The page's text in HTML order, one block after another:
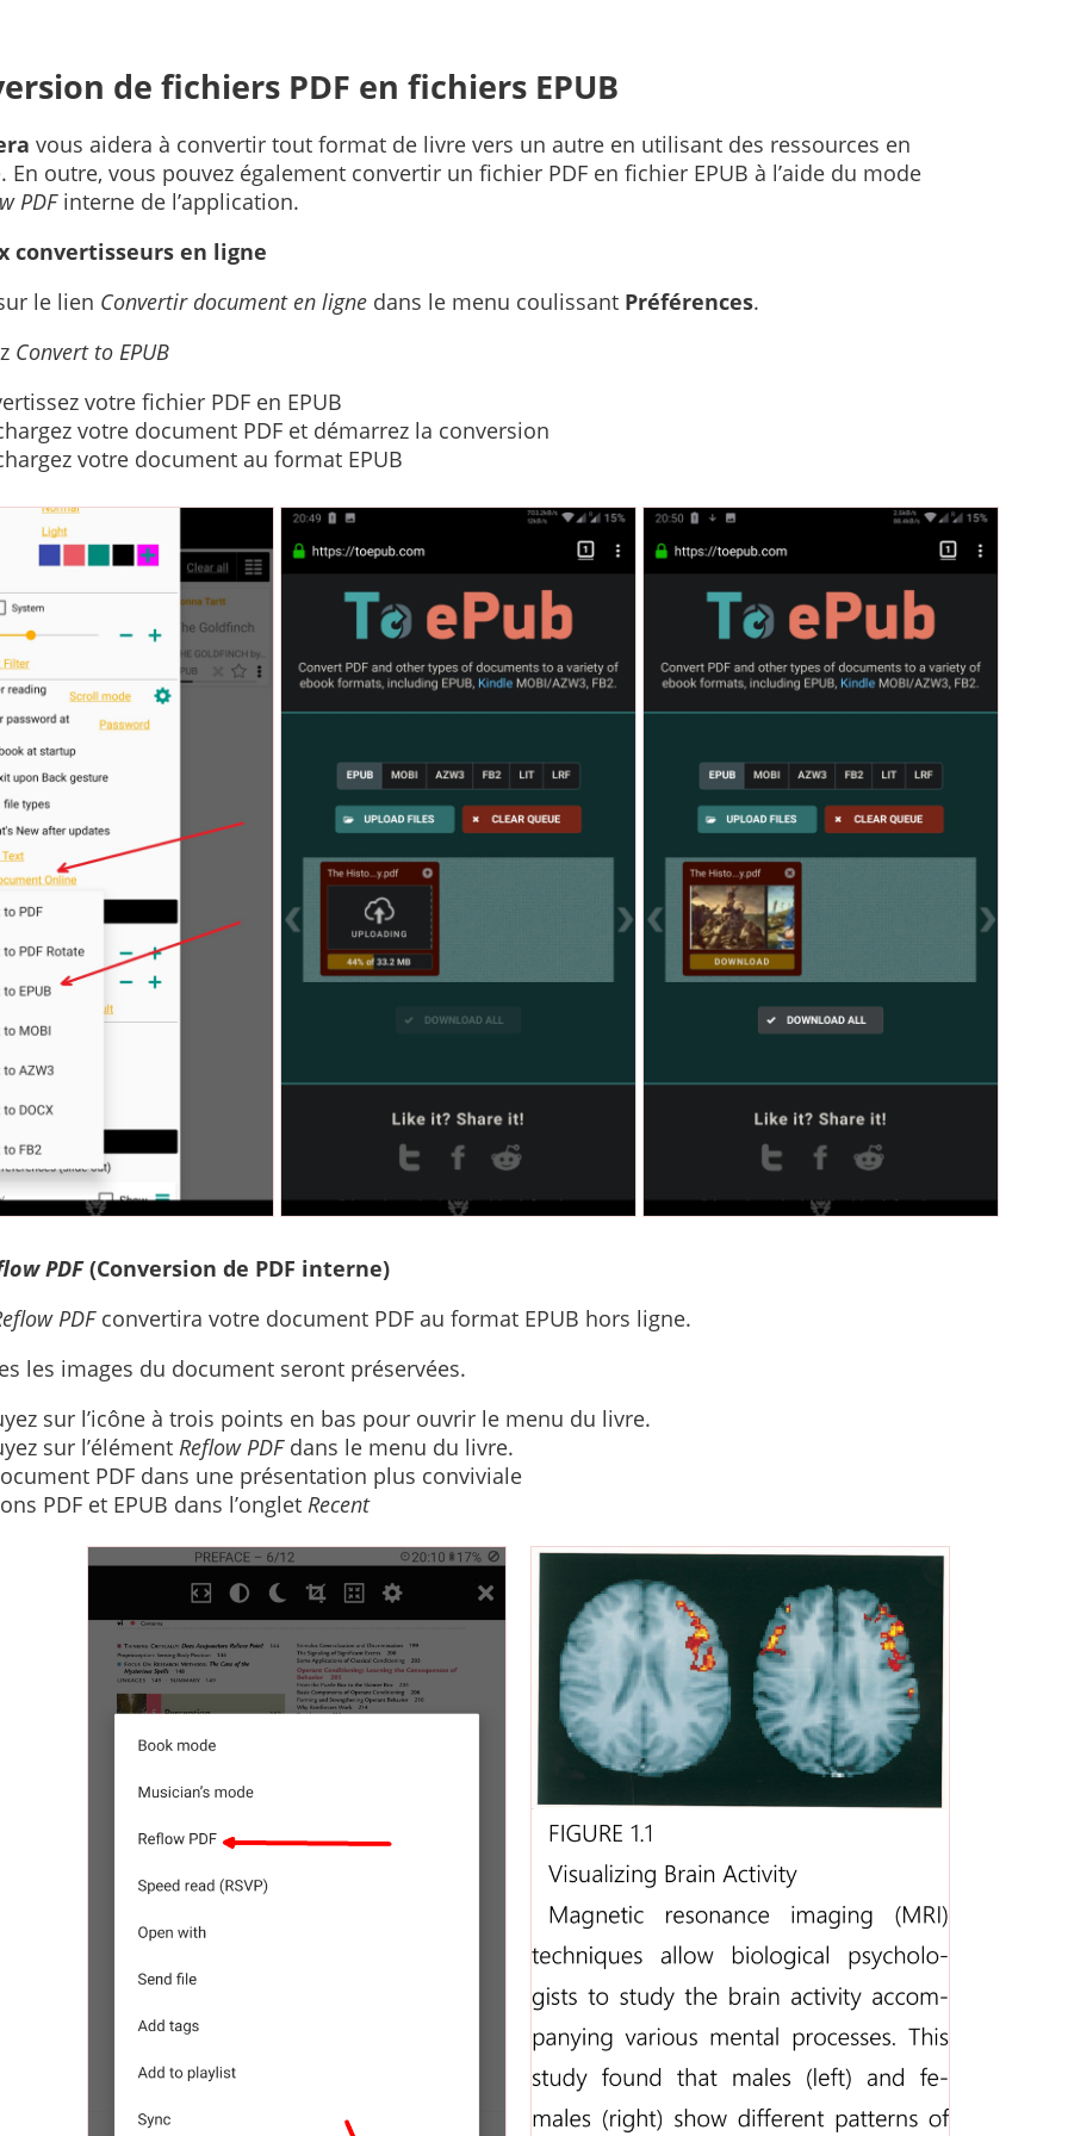
de fichiers PDF en fichiers EPUB
vous aidera à convertir tout format de livre vers un autre en utilisant des ressources en
En outre, vous pouvez également convertir un fichier PDF en fichier EPUB à l’aide du mode
PDFinterne de l’application.
convertisseurs en ligne
le lien Convertir document en ligne dans le menu coulissant Préférences.
Convert to EPUB
votre fichier PDF en EPUB
votre document PDF et démarrez la conversion
votre document au format EPUB
PDF(Conversion de PDF interne)
PDFconvertira votre document PDF au format EPUB hors ligne.
les images du document seront préservées.
sur l’icône à trois points en bas pour ouvrir le menu du livre.
sur l’élément Reflow PDFdans le menu du livre.
PDF dans une présentation plus conviviale
PDF et EPUB dans l’onglet Recent